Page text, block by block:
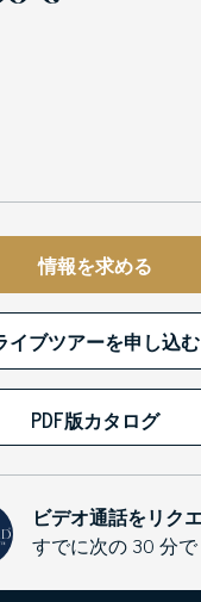
情報を求める
イブツアーを申し込む
PDF版カタログ
ビデオ通話をリク
すでに次の 30 分で